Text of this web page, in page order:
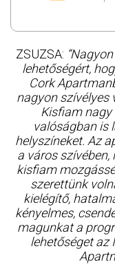
ZSUZSA:
lehetőségért,
Cork
nagyon szívélyes
Kisfiam nagy
valóságban is
helyszíneket. Az
a város
kisfiam
szerettünk
kielégítő,
kényelmes,
magunkat a
lehetőséget az